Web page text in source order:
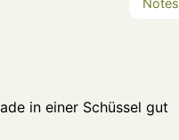
Notes
in einer Schüssel gut